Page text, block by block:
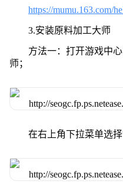
https://mumu.163.com/
3.安装原料加工大师
方法一：打开游戏中
师；
在右上角下拉菜单选